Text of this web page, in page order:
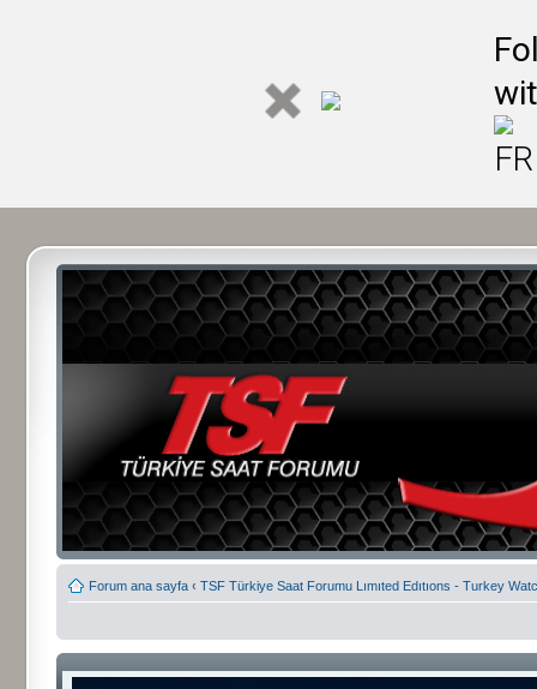
Forum ana sayfa ‹ TSF Türkiye Saat Forumu Lımıted Edıtıons - Turkey